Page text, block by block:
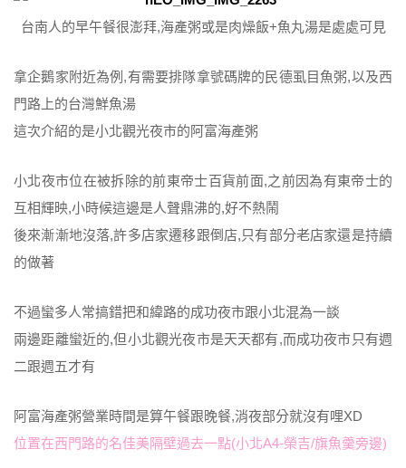
台南人的早午餐很澎拜,海產粥或是肉燥飯+魚丸湯是處處可見
拿企鵝家附近為例,有需要排隊拿號碼牌的民德虱目魚粥,以及西
門路上的台灣鮮魚湯
這次介紹的是小北觀光夜市的阿富海產粥
小北夜市位在被拆除的前東帝士百貨前面,之前因為有東帝士的
互相輝映,小時候這邊是人聲鼎沸的,好不熱鬧
後來漸漸地沒落,許多店家遷移跟倒店,只有部分老店家還是持續
的做著
不過蠻多人常搞錯把和緯路的成功夜市跟小北混為一談
兩邊距離蠻近的,但小北觀光夜市是天天都有,而成功夜市只有週
二跟週五才有
阿富海產粥營業時間是算午餐跟晚餐,消夜部分就沒有哩XD
位置在西門路的名佳美隔壁過去一點(小北A4-榮吉/旗魚羹旁邊)